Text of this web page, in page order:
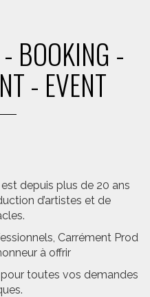
BOOKING -
- EVENT
depuis plus de 20 ans
d’artistes et de
Carrément Prod
à offrir
toutes vos demandes